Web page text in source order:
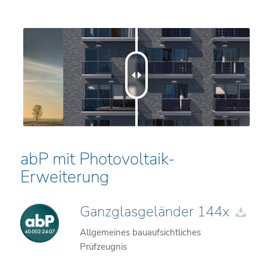
abP mit Photovoltaik-
Erweiterung
Ganzglasgeländer 144x
Allgemeines bauaufsichtliches
Prüfzeugnis